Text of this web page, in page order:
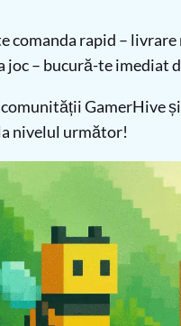
comanda rapid –
joc – bucură-te imediat
GamerHive
nivelul următor!